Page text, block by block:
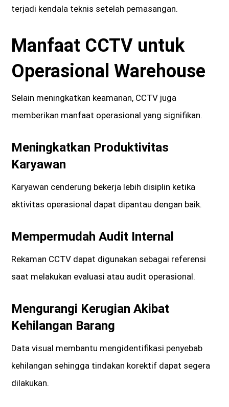
terjadi kendala teknis setelah pemasangan.
Manfaat CCTV untuk
Operasional Warehouse
Selain meningkatkan keamanan, CCTV juga
memberikan manfaat operasional yang signifikan.
Meningkatkan Produktivitas
Karyawan
Karyawan cenderung bekerja lebih disiplin ketika
aktivitas operasional dapat dipantau dengan baik.
Mempermudah Audit Internal
Rekaman CCTV dapat digunakan sebagai referensi
saat melakukan evaluasi atau audit operasional.
Mengurangi Kerugian Akibat
Kehilangan Barang
Data visual membantu mengidentifikasi penyebab
kehilangan sehingga tindakan korektif dapat segera
dilakukan.